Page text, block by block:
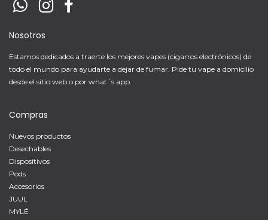
Nosotros
Estamos dedicados a traerte los mejores vapes (cigarros electrónicos) de
todo el mundo para ayudarte a dejar de fumar. Pide tu vape a domicilio
desde el sitio web o por what´s app.
Compras
Nuevos productos
Desechables
Dispositivos
Pods
Accesorios
JUUL
MYLÉ